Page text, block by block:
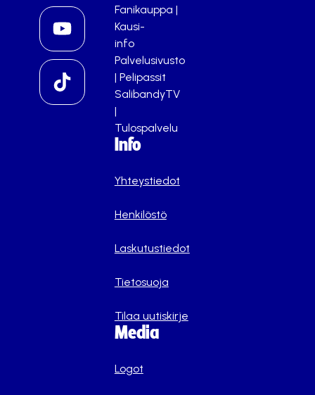
Fanikauppa |
Kausi-
info
Palvelusivusto
| Pelipassit
SalibandyTV
|
Tulospalvelu
Info
Yhteystiedot
Henkilöstö
Laskutustiedot
Tietosuoja
Tilaa uutiskirje
Media
Logot